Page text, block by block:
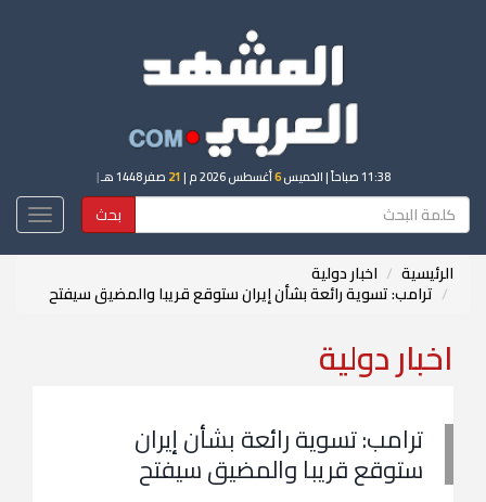
11:38 صباحاً | الخميس6أغسطس 2026 م | 21 صفر 1448 هـ |
بحث
الرئيسية اخبار دولية
ترامب: تسوية رائعة بشأن إيران ستوقع قريبا والمضيق سيفتح
اخبار دولية
ترامب: تسوية رائعة بشأن إيران
ستوقع قريبا والمضيق سيفتح